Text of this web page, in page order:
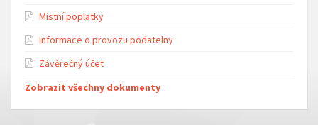
Místní poplatky
Informace o provozu podatelny
Závěrečný účet
Zobrazit všechny dokumenty